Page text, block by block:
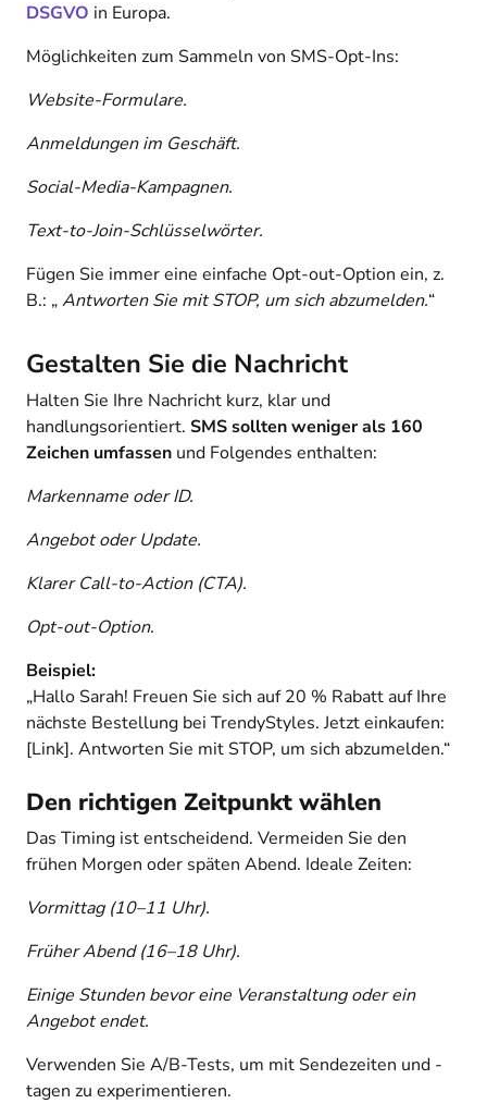
DSGVO in Europa.
Möglichkeiten zum Sammeln von SMS-Opt-Ins:
Website-Formulare.
Anmeldungen im Geschäft.
Social-Media-Kampagnen.
Text-to-Join-Schlüsselwörter.
Fügen Sie immer eine einfache Opt-out-Option ein, z.
B.: „Antworten Sie mit STOP, um sich abzumelden.“
Gestalten Sie die Nachricht
Halten Sie Ihre Nachricht kurz, klar und
handlungsorientiert. SMS sollten weniger als 160
Zeichen umfassen und Folgendes enthalten:
Markenname oder ID.
Angebot oder Update.
Klarer Call-to-Action (CTA).
Opt-out-Option.
Beispiel:
„Hallo Sarah! Freuen Sie sich auf 20 % Rabatt auf Ihre
nächste Bestellung bei TrendyStyles. Jetzt einkaufen:
[Link]. Antworten Sie mit STOP, um sich abzumelden.“
Den richtigen Zeitpunkt wählen
Das Timing ist entscheidend. Vermeiden Sie den
frühen Morgen oder späten Abend. Ideale Zeiten:
Vormittag (10–11 Uhr).
Früher Abend (16–18 Uhr).
Einige Stunden bevor eine Veranstaltung oder ein
Angebot endet.
Verwenden Sie A/B-Tests, um mit Sendezeiten und -
tagen zu experimentieren.